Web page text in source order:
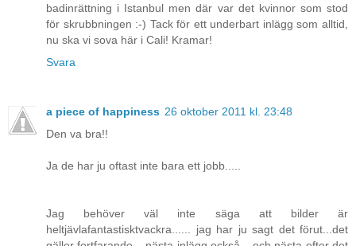
badinrättning i Istanbul men där var det kvinnor som stod
för skrubbningen :-) Tack för ett underbart inlägg som alltid,
nu ska vi sova här i Cali! Kramar!
Svara
a piece of happiness 26 oktober 2011 kl. 23:48
Den va bra!!
Ja de har ju oftast inte bara ett jobb.....
Jag behöver väl inte säga att bilder är
heltjävlafantastisktvackra...... jag har ju sagt det förut...det